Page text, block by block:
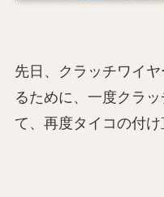
先日、クラッチワイ
るために、一度クラ
て、再度タイコの付